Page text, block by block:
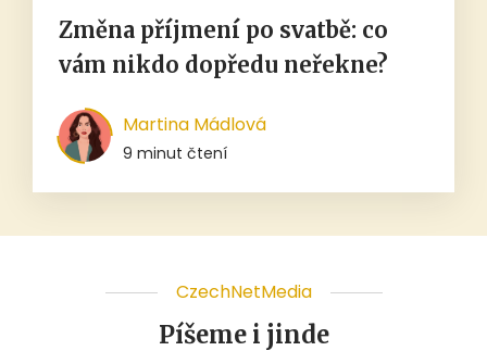
Změna příjmení po svatbě: co
vám nikdo dopředu neřekne?
Martina Mádlová
9 minut čtení
CzechNetMedia
Píšeme i jinde